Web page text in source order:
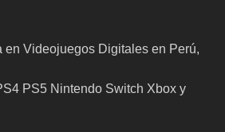
en Videojuegos Digitales en Perú,
PS5 Nintendo Switch Xbox y